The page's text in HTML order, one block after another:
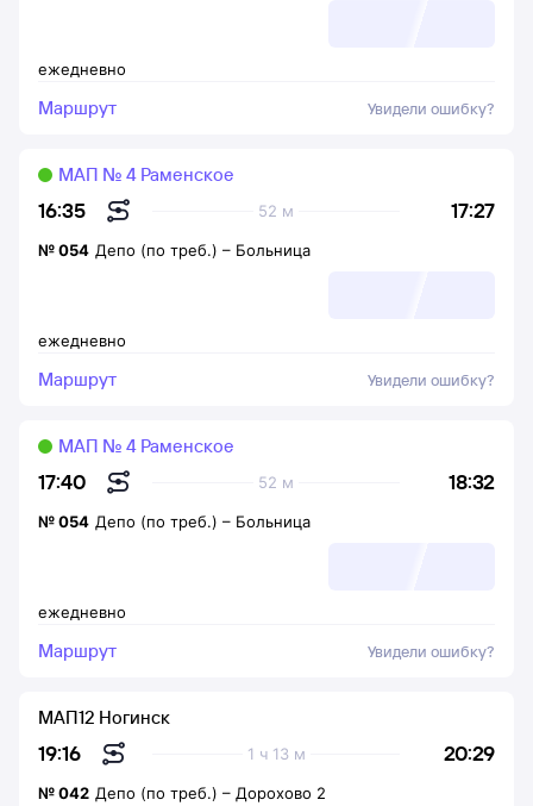
ежедневно
Маршрут Увидели ошибку?
16:35 17:27
52 м
МАП № 4 Раменское
ежедневно
№054 Депо (по треб.) – Больница
Маршрут Увидели ошибку?
17:40 18:32
52 м
МАП № 4 Раменское
ежедневно
№054 Депо (по треб.) – Больница
Маршрут Увидели ошибку?
19:16 20:29
1 ч 13 м
МАП12 Ногинск
№042 Депо (по треб.) – Дорохово 2